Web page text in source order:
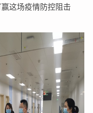
这场疫情防控阻击